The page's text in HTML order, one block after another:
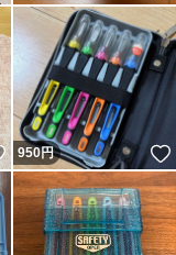
いいね！
950円